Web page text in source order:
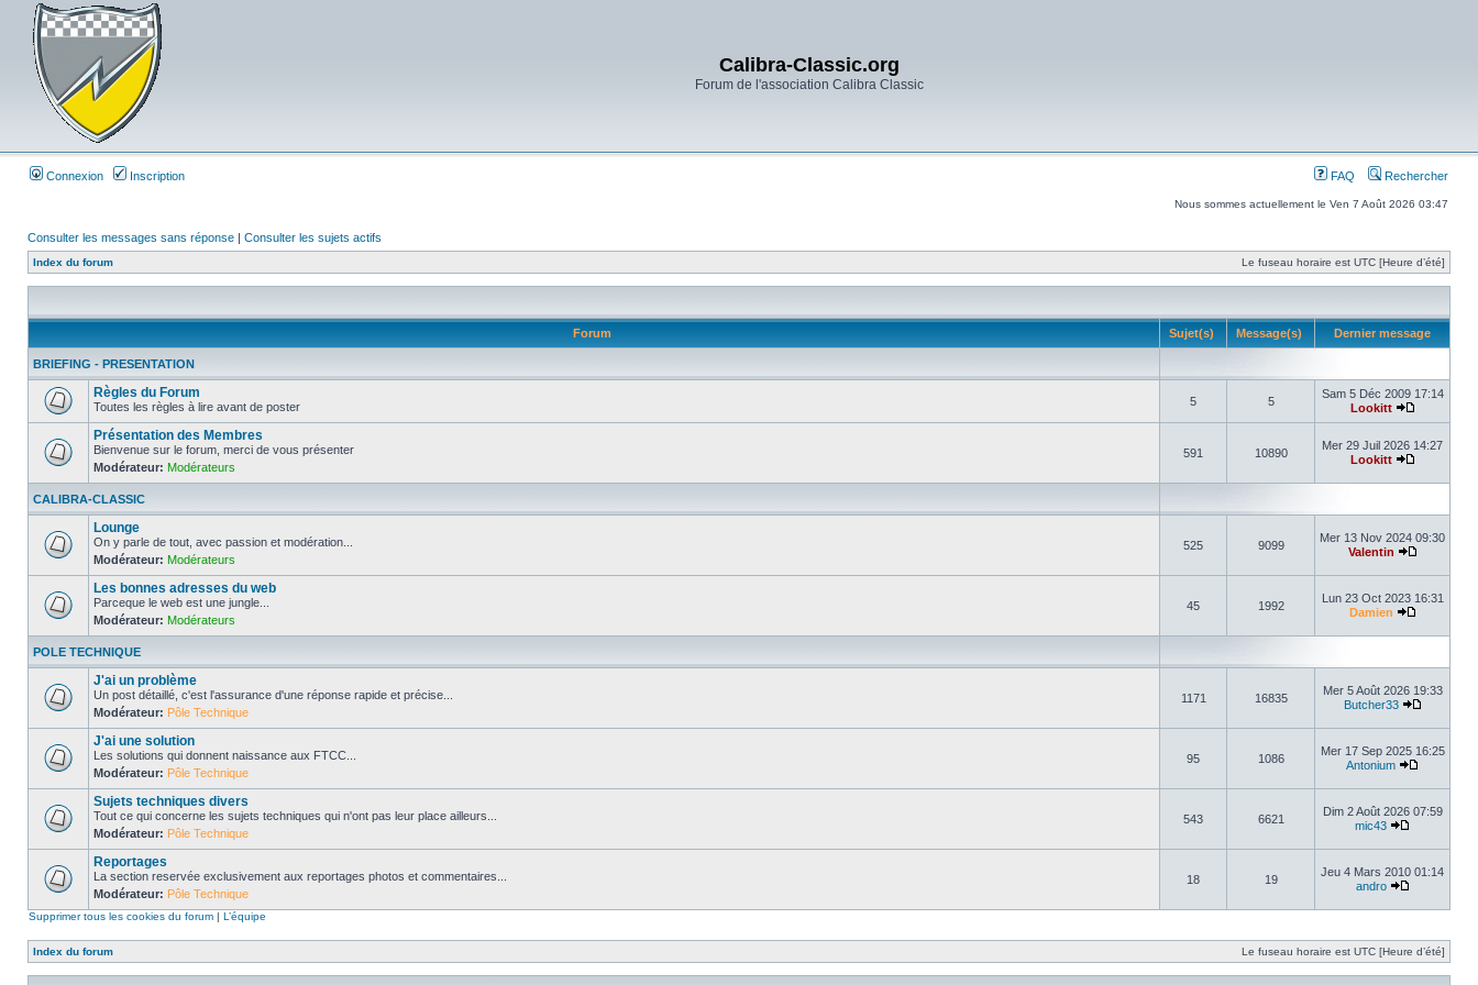
Calibra-Classic.org
Forum de l'association Calibra Classic
Connexion Inscription FAQ Rechercher
Nous sommes actuellement le Ven 7 Août 2026 03:47
Consulter les messages sans réponse | Consulter les sujets actifs
Index du forum Le fuseau horaire est UTC [Heure d’été]
Forum Sujet(s) Message(s) Dernier message
BRIEFING - PRESENTATION
Règles du Forum
Toutes les règles à lire avant de poster 5 5
Sam 5 Déc 2009 17:14
Lookitt
Présentation des Membres
Bienvenue sur le forum, merci de vous présenter
Modérateur: Modérateurs
591 10890
Mer 29 Juil 2026 14:27
Lookitt
CALIBRA-CLASSIC
Lounge
On y parle de tout, avec passion et modération...
Modérateur: Modérateurs
525 9099
Mer 13 Nov 2024 09:30
Valentin
Les bonnes adresses du web
Parceque le web est une jungle...
Modérateur: Modérateurs
45 1992
Lun 23 Oct 2023 16:31
Damien
POLE TECHNIQUE
J'ai un problème
Un post détaillé, c'est l'assurance d'une réponse rapide et précise...
Modérateur: Pôle Technique
1171 16835
Mer 5 Août 2026 19:33
Butcher33
J'ai une solution
Les solutions qui donnent naissance aux FTCC...
Modérateur: Pôle Technique
95 1086
Mer 17 Sep 2025 16:25
Antonium
Sujets techniques divers
Tout ce qui concerne les sujets techniques qui n'ont pas leur place ailleurs...
Modérateur: Pôle Technique
543 6621
Dim 2 Août 2026 07:59
mic43
Reportages
La section reservée exclusivement aux reportages photos et commentaires...
Modérateur: Pôle Technique
18 19
Jeu 4 Mars 2010 01:14
andro
Supprimer tous les cookies du forum | L’équipe
Index du forum Le fuseau horaire est UTC [Heure d’été]